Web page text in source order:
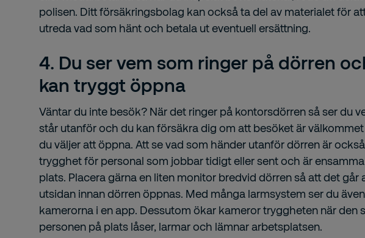
polisen. Ditt försäkringsbolag kan också ta del av materialet för
utreda vad som hänt och betala ut eventuell ersättning.
4. Du ser vem som ringer på dörren
kan tryggt öppna
Väntar du inte besök? När det ringer på kontorsdörren så ser du
står utanför och du kan försäkra dig om att besöket är
du väljer att öppna. Att se vad som händer utanför dörren är
trygghet för personal som jobbar tidigt eller sent och är
plats. Placera gärna en liten monitor bredvid dörren så att det går
utsidan innan dörren öppnas. Med många larmsystem ser du även
kamerorna i en app. Dessutom ökar kameror tryggheten när den
personen på plats låser, larmar och lämnar arbetsplatsen.